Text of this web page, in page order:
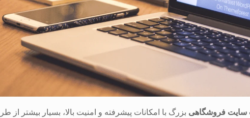
سایت فروشگاهی بزرگ با امکانات پیشرفته و امنیت بالا، بسیار